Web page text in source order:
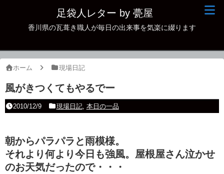
足袋人レター by 甍屋
香川県の瓦葺き職人が毎日の出来事を気楽に綴ります
ホーム 現場日記
風がきつくてもやるでー
2010/12/9 現場日記, 本日の一品
朝からパラパラと雨模様。
それより何より今日も強風。屋根屋さん泣かせ
のお天気だったので・・・
現場日記
古瓦
本日の一品
その他